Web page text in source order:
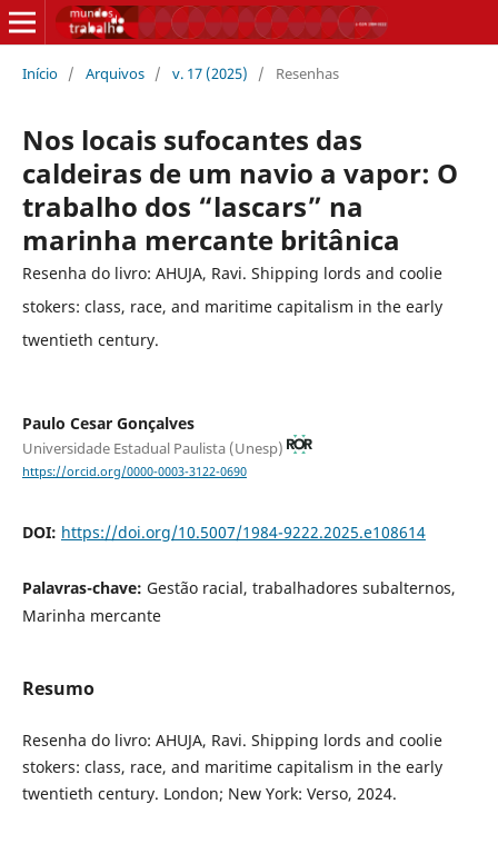
Início / Arquivos / v. 17 (2025) / Resenhas
Nos locais sufocantes das
caldeiras de um navio a vapor: O
trabalho dos “lascars” na
marinha mercante britânica
Resenha do livro: AHUJA, Ravi. Shipping lords and coolie
stokers: class, race, and maritime capitalism in the early
twentieth century.
Paulo Cesar Gonçalves
Universidade Estadual Paulista (Unesp)
https://orcid.org/0000-0003-3122-0690
DOI: https://doi.org/10.5007/1984-9222.2025.e108614
Palavras-chave: Gestão racial, trabalhadores subalternos,
Marinha mercante
Resumo
Resenha do livro: AHUJA, Ravi. Shipping lords and coolie
stokers: class, race, and maritime capitalism in the early
twentieth century. London; New York: Verso, 2024.